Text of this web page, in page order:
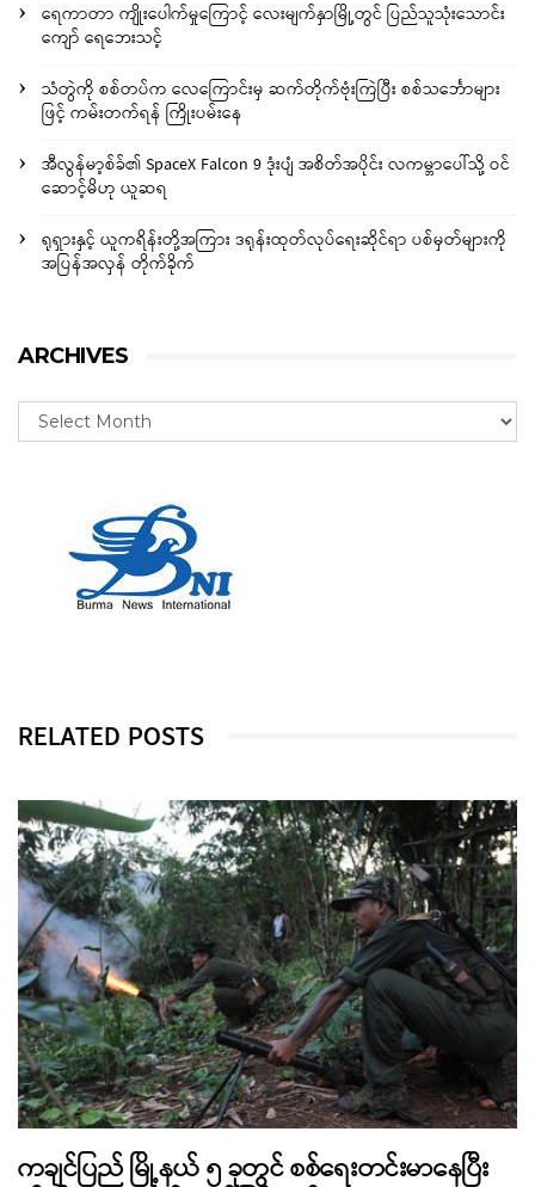
ရေကာတာ ကျိုးပေါက်မှုကြောင့် လေးမျက်နှာမြို့တွင် ပြည်သူသုံးသောင်း
ကျော် ရေဘေးသင့်
သံတွဲကို စစ်တပ်က လေကြောင်းမှ ဆက်တိုက်ဗုံးကြဲပြီး စစ်သင်္ဘောများ
ဖြင့် ကမ်းတက်ရန် ကြိုးပမ်းနေ
အီလွန်မာ့စ်ခ်၏ SpaceX Falcon 9 ဒုံးပျံ အစိတ်အပိုင်း လကမ္ဘာပေါ်သို့ ဝင်
ဆောင့်မိဟု ယူဆရ
ရုရှားနှင့် ယူကရိန်းတို့အကြား ဒရုန်းထုတ်လုပ်ရေးဆိုင်ရာ ပစ်မှတ်များကို
အပြန်အလှန် တိုက်ခိုက်
ARCHIVES
RELATED POSTS
ကချင်ပြည် မြို့နယ် ၅ ခုတွင် စစ်ရေးတင်းမာနေပြီး